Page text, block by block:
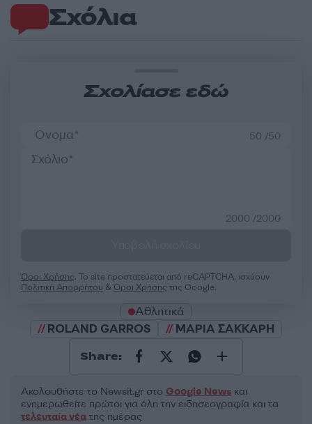
Σχόλια
Σχολίασε εδώ
50 /50
2000 /2000
Όροι Χρήσης. Το site προστατεύεται από reCAPTCHA, ισχύουν
Πολιτική Απορρήτου &Όροι Χρήσης της Google.
Αθλητικά
ROLAND GARROS
ΜΑΡΙΑ ΣΑΚΚΑΡΗ
Share:
Ακολουθήστε το Νewsit.gr στο Google News και
ενημερωθείτε πρώτοι για όλη την ειδησεογραφία και τα
τελευταία νέα της ημέρας